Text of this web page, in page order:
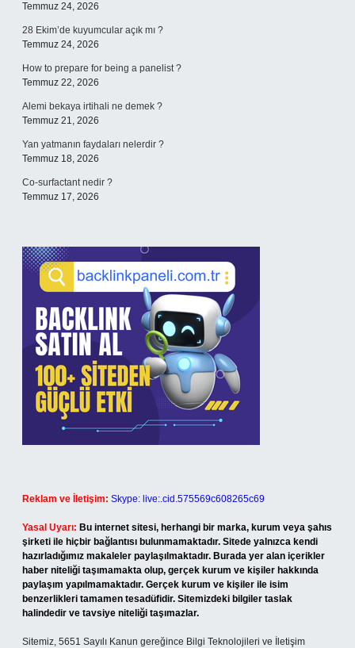
Temmuz 24, 2026
28 Ekim’de kuyumcular açık mı ?
Temmuz 24, 2026
How to prepare for being a panelist ?
Temmuz 22, 2026
Alemi bekaya irtihali ne demek ?
Temmuz 21, 2026
Yan yatmanın faydaları nelerdir ?
Temmuz 18, 2026
Co-surfactant nedir ?
Temmuz 17, 2026
Reklam ve İletişim: Skype: live:.cid.575569c608265c69
Yasal Uyarı: Bu internet sitesi, herhangi bir marka, kurum veya şahıs
şirketi ile hiçbir bağlantısı bulunmamaktadır. Sitede yalnızca kendi
hazırladığımız makaleler paylaşılmaktadır. Burada yer alan içerikler
haber niteliği taşımamakta olup, gerçek kurum ve kişiler hakkında
paylaşım yapılmamaktadır. Gerçek kurum ve kişiler ile isim
benzerlikleri tamamen tesadüfidir. Sitemizdeki bilgiler taslak
halindedir ve tavsiye niteliği taşımazlar.
Sitemiz, 5651 Sayılı Kanun gereğince Bilgi Teknolojileri ve İletişim